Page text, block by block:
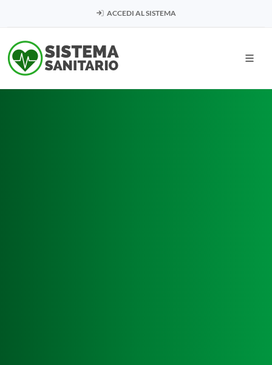
ACCEDI AL SISTEMA